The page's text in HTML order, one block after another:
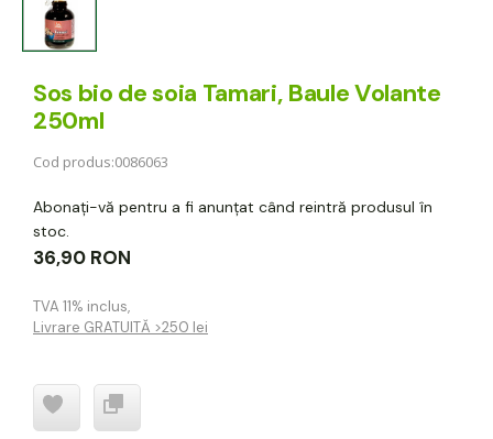
Sos bio de soia Tamari, Baule Volante
250ml
Cod produs:0086063
Abonați-vă pentru a fi anunțat când reintră produsul în
stoc.
36,90 RON
TVA 11% inclus,
Livrare GRATUITĂ >250 lei